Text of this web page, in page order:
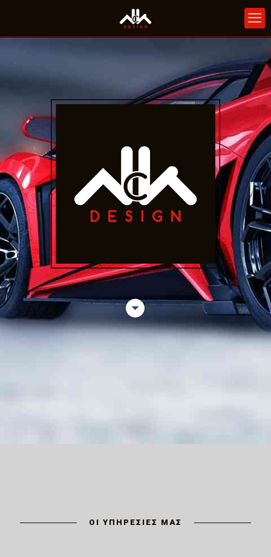
ΟΙ ΥΠΗΡΕΣΙΕΣ ΜΑΣ